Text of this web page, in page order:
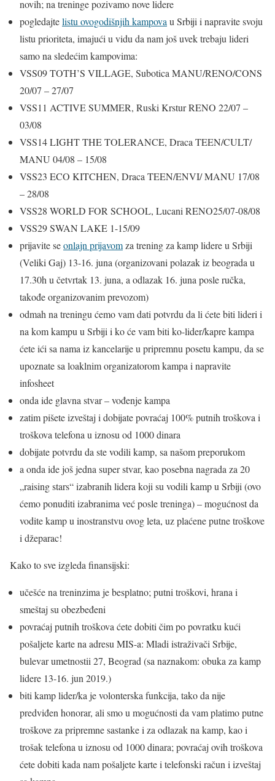
novih; na treninge pozivamo nove lidere
pogledajtelistu ovogodišnjih kampova u Srbiji i napravite svoju
listu prioriteta, imajući u vidu da nam još uvek trebaju lideri
samo na sledećim kampovima:
VSS09 TOTH’S VILLAGE, Subotica MANU/RENO/CONS
20/07 – 27/07
VSS11 ACTIVE SUMMER, Ruski Krstur RENO 22/07 –
03/08
VSS14 LIGHT THE TOLERANCE, Draca TEEN/CULT/
MANU 04/08 – 15/08
VSS23 ECO KITCHEN, Draca TEEN/ENVI/ MANU 17/08
– 28/08
VSS28 WORLD FOR SCHOOL, Lucani RENO25/07-08/08
VSS29 SWAN LAKE 1-15/09
prijavite seonlajn prijavomza trening za kamp lidere u Srbiji
(Veliki Gaj) 13-16. juna (organizovani polazak iz beograda u
17.30h u četvrtak 13. juna, a odlazak 16. juna posle ručka,
takođe organizovanim prevozom)
odmah na treningu ćemo vam dati potvrdu da li ćete biti lideri i
na kom kampu u Srbiji i ko će vam biti ko-lider/kapre kampa
ćete ići sa nama iz kancelarije u pripremnu posetu kampu, da se
upoznate sa loaklnim organizatorom kampa i napravite
infosheet
onda ide glavna stvar – vođenje kampa
zatim pišete izveštaj i dobijate povraćaj 100% putnih troškova i
troškova telefona u iznosu od 1000 dinara
dobijate potvrdu da ste vodili kamp, sa našom preporukom
a onda ide još jedna super stvar, kao posebna nagrada za 20
„raising stars“ izabranih lidera koji su vodili kamp u Srbiji (ovo
ćemo ponuditi izabranima već posle treninga) – mogućnost da
vodite kamp u inostranstvu ovog leta, uz plaćene putne troškove
i džeparac!
Kako to sve izgleda finansijski:
učešće na treninzima je besplatno; putni troškovi, hrana i
smeštaj su obezbeđeni
povraćaj putnih troškova ćete dobiti čim po povratku kući
pošaljete karte na adresu MIS-a: Mladi istraživači Srbije,
bulevar umetnostii 27, Beograd (sa naznakom: obuka za kamp
lidere 13-16. jun 2019.)
biti kamp lider/ka je volonterska funkcija, tako da nije
predviđen honorar, ali smo u mogućnosti da vam platimo putne
troškove za pripremne sastanke i za odlazak na kamp, kao i
trošak telefona u iznosu od 1000 dinara; povraćaj ovih troškova
ćete dobiti kada nam pošaljete karte i telefonski račun i izveštaj